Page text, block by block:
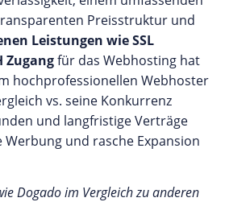
Preisstruktur und
Leistungen wie SSL
Zugangfür das Webhosting hat
hochprofessionellen Webhoster
vs. seine Konkurrenz
und langfristige Verträge
und rasche Expansion
Dogado im Vergleich zu anderen